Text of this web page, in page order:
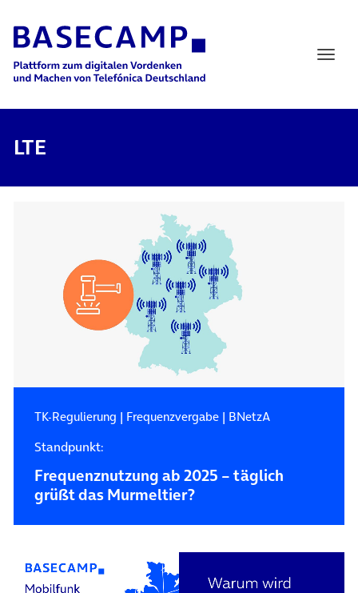
Main Navigation
LTE
TK-Regulierung | Frequenzvergabe| BNetzA
Standpunkt:
Frequenznutzung ab 2025 – täglich
grüßt das Murmeltier?